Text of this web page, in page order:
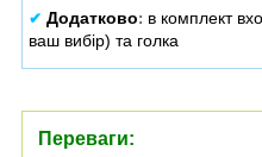
✔ Додатково: в комплект
ваш вибір) та голка
Переваги: